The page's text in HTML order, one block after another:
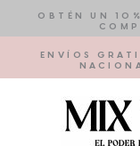
contenido
OBTÉN UN
ENVÍOS